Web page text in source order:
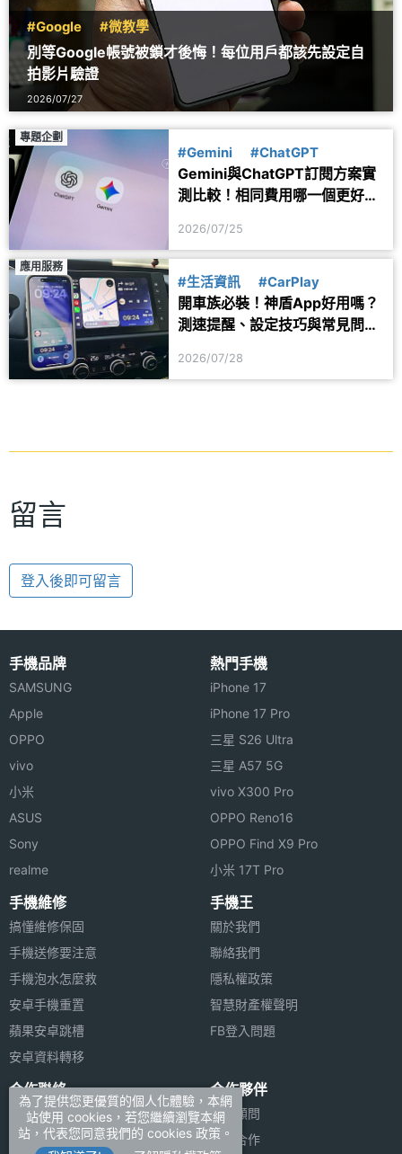
#Google #微教學
別等Google帳號被鎖才後悔！每位用戶都該先設定自
拍影片驗證
2026/07/27
專題企劃
#Gemini #ChatGPT
Gemini與ChatGPT訂閱方案實
測比較！相同費用哪一個更好
2026/07/25
應用服務
#生活資訊 #CarPlay
開車族必裝！神盾App好用嗎？
測速提醒、設定技巧與常見問題
2026/07/28
留言
登入後即可留言
手機品牌
SAMSUNG
Apple
OPPO
vivo
小米
ASUS
Sony
realme
熱門手機
iPhone 17
iPhone 17 Pro
三星 S26 Ultra
三星 A57 5G
vivo X300 Pro
OPPO Reno16
OPPO Find X9 Pro
小米 17T Pro
手機維修
搞懂維修保固
手機送修要注意
手機泡水怎麼救
安卓手機重置
蘋果安卓跳槽
安卓資料轉移
手機王
關於我們
聯絡我們
隱私權政策
智慧財產權聲明
FB登入問題
合作聯絡
廣告刊登
加入商店報價
合作夥伴
法律顧問
媒體合作
為了提供您更優質的個人化體驗，本網
站使用 cookies，若您繼續瀏覽本網
站，代表您同意我們的 cookies 政策。